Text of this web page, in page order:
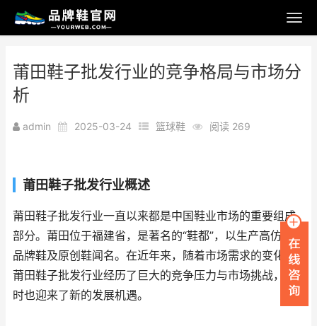
莆田鞋子批发行业的竞争格局与市场分
析
admin 2025-03-24 篮球鞋 阅读 269
莆田鞋子批发行业概述
莆田鞋子批发行业一直以来都是中国鞋业市场的重要组成
部分。莆田位于福建省，是著名的“鞋都”，以生产高仿鞋、
品牌鞋及原创鞋闻名。在近年来，随着市场需求的变化，
莆田鞋子批发行业经历了巨大的竞争压力与市场挑战，同
时也迎来了新的发展机遇。